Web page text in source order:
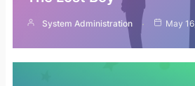
System Administration May